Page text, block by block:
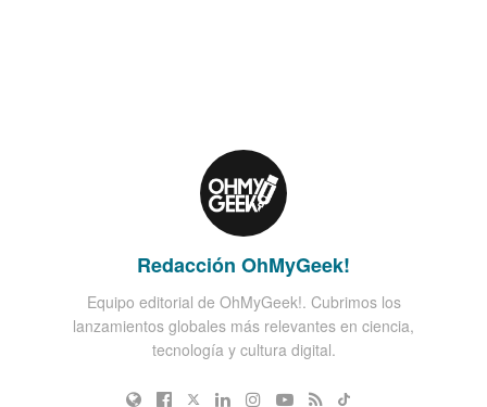
Redacción OhMyGeek!
Equipo editorial de OhMyGeek!. Cubrimos los
lanzamientos globales más relevantes en ciencia,
tecnología y cultura digital.